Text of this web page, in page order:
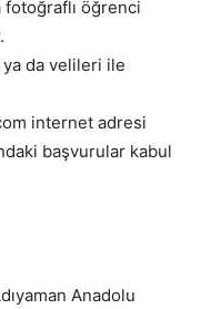
fotoğraflı öğrenci
da velileri ile
internet adresi
başvurular kabul
Anadolu